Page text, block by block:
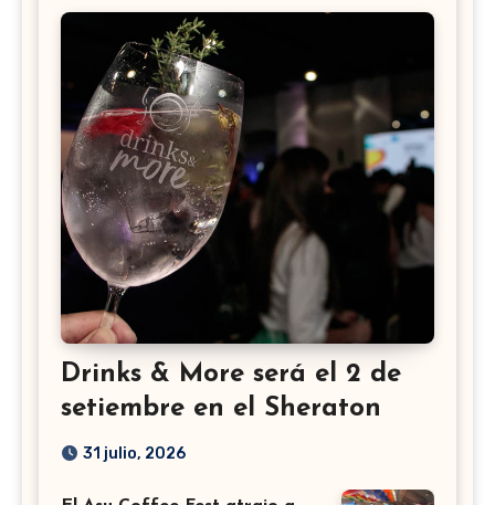
Drinks & More será el 2 de
setiembre en el Sheraton
31 julio, 2026